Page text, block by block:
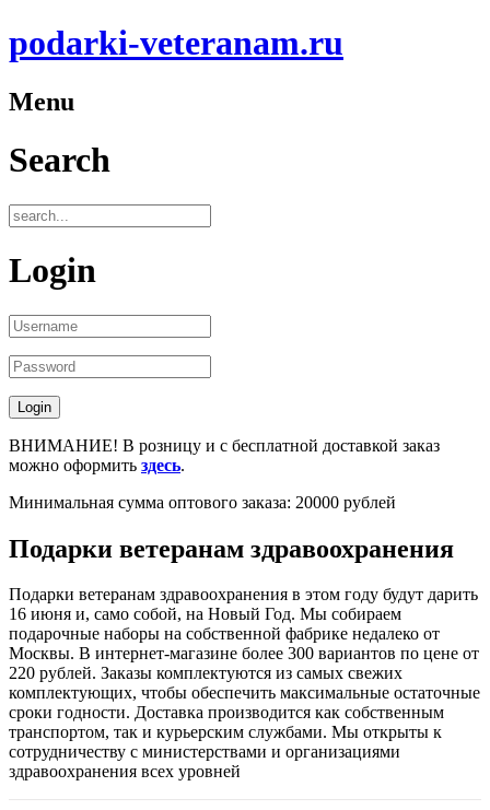
podarki-veteranam.ru
Menu
Search
Login
ВНИМАНИЕ! В розницу и с бесплатной доставкой заказ
можно оформить здесь.
Минимальная сумма оптового заказа: 20000 рублей
Подарки ветеранам здравоохранения
Подарки ветеранам здравоохранения в этом году будут дарить
16 июня и, само собой, на Новый Год. Мы собираем
подарочные наборы на собственной фабрике недалеко от
Москвы. В интернет-магазине более 300 вариантов по цене от
220 рублей. Заказы комплектуются из самых свежих
комплектующих, чтобы обеспечить максимальные остаточные
сроки годности. Доставка производится как собственным
транспортом, так и курьерским службами. Мы открыты к
сотрудничеству с министерствами и организациями
здравоохранения всех уровней